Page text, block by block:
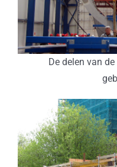
De delen van